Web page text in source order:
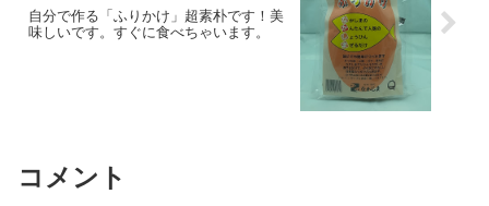
自分で作る「ふりかけ」超素朴です！美
味しいです。すぐに食べちゃいます。
コメント